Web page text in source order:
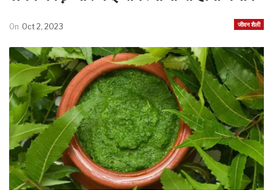
जीवन शैली
On Oct 2, 2023